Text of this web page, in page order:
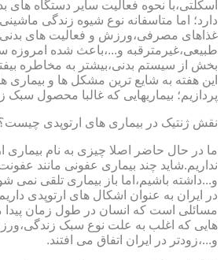
اسکلتی،با نحوه فعالیت سایر دستگاه های
دارد؛ اما متاسفانه نوع شیوه زندگی
غذاهای مصرفی،ورزش و فعالیت های
طبیعی،غیرمترقبه و...،باعث شده امروزه
بخش از سیستم بدنی،بیشتر به مخاطره
این هفته به شایع ترین مشکل ها و بیماری
پردازیم؛ بیماریهایی که غالبا محصول
نقش ژنتیک در بیماری های ارتوپدی
ما در حال حاضر اصلا چیزی به نام بیماری
نداریم.شاید چند بیماری عفونی مانند
و...داشته باشیم،اما باز بیماری تلقی نمی
در ایران به عنوان اشکال های ارتوپدی
مسائلی است که انسان در طول زمان
هایی که اغلب به علت نوع سبک
و...،زودتر در ایران اتفاق می افتند.